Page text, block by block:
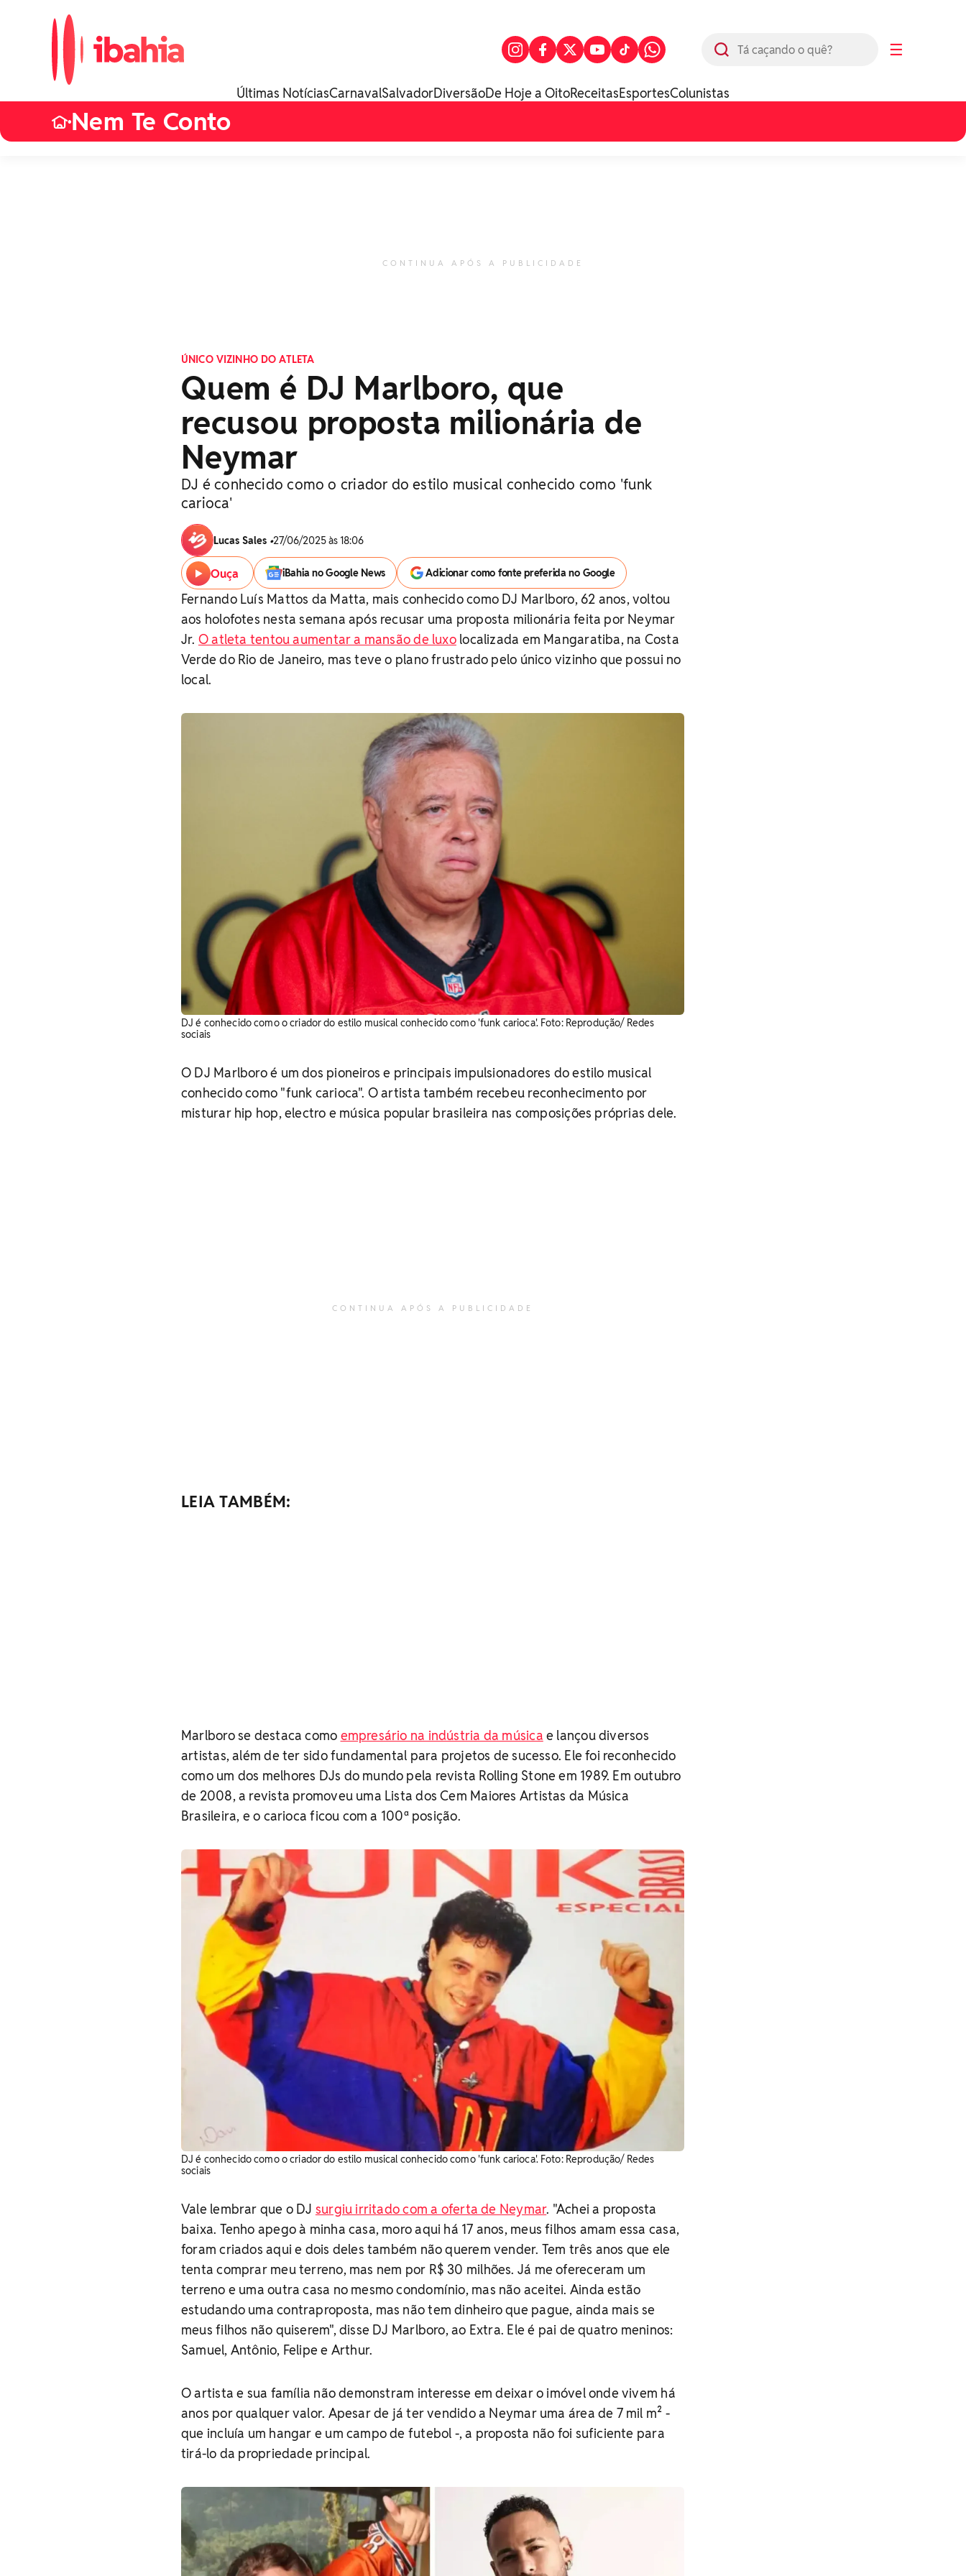
☰
Últimas NotíciasCarnavalSalvadorDiversãoDe Hoje a OitoReceitasEsportesColunistas
•Nem Te Conto
CONTINUA APÓS A PUBLICIDADE
ÚNICO VIZINHO DO ATLETA
Quem é DJ Marlboro, que
recusou proposta milionária de
Neymar
DJ é conhecido como o criador do estilo musical conhecido como 'funk
carioca'
Lucas Sales •27/06/2025 às 18:06
Ouça iBahia no Google News Adicionar como fonte preferida no Google
Fernando Luís Mattos da Matta, mais conhecido como DJ Marlboro, 62 anos, voltou
aos holofotes nesta semana após recusar uma proposta milionária feita por Neymar
Jr. O atleta tentou aumentar a mansão de luxolocalizada em Mangaratiba, na Costa
Verde do Rio de Janeiro, mas teve o plano frustrado pelo único vizinho que possui no
local.
DJ é conhecido como o criador do estilo musical conhecido como 'funk carioca'. Foto: Reprodução/ Redes
sociais
O DJ Marlboro é um dos pioneiros e principais impulsionadores do estilo musical
conhecido como "funk carioca". O artista também recebeu reconhecimento por
misturar hip hop, electro e música popular brasileira nas composições próprias dele.
CONTINUA APÓS A PUBLICIDADE
LEIA TAMBÉM:
Marlboro se destaca como empresário na indústria da música e lançou diversos
artistas, além de ter sido fundamental para projetos de sucesso. Ele foi reconhecido
como um dos melhores DJs do mundo pela revista Rolling Stone em 1989. Em outubro
de 2008, a revista promoveu uma Lista dos Cem Maiores Artistas da Música
Brasileira, e o carioca ficou com a 100ª posição.
DJ é conhecido como o criador do estilo musical conhecido como 'funk carioca'. Foto: Reprodução/ Redes
sociais
Vale lembrar que o DJ surgiu irritado com a oferta de Neymar. "Achei a proposta
baixa. Tenho apego à minha casa, moro aqui há 17 anos, meus filhos amam essa casa,
foram criados aqui e dois deles também não querem vender. Tem três anos que ele
tenta comprar meu terreno, mas nem por R$ 30 milhões. Já me ofereceram um
terreno e uma outra casa no mesmo condomínio, mas não aceitei. Ainda estão
estudando uma contraproposta, mas não tem dinheiro que pague, ainda mais se
meus filhos não quiserem", disse DJ Marlboro, ao Extra. Ele é pai de quatro meninos:
Samuel, Antônio, Felipe e Arthur.
O artista e sua família não demonstram interesse em deixar o imóvel onde vivem há
anos por qualquer valor. Apesar de já ter vendido a Neymar uma área de 7 mil m² -
que incluía um hangar e um campo de futebol -, a proposta não foi suficiente para
tirá-lo da propriedade principal.